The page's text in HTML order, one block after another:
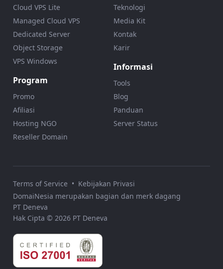
Cloud VPS Lite
Managed Cloud VPS
Dedicated Server
Object Storage
VPS Windows
Program
Promo
Afiliasi
Hosting NGO
Reseller Domain
Teknologi
Media Kit
Kontak
Karir
Informasi
Tools
Blog
Panduan
Server Status
Terms of Service • Kebijakan Privasi
DomaiNesia merupakan bagian dan merk dagang
PT Deneva
Hak Cipta © 2026 PT Deneva